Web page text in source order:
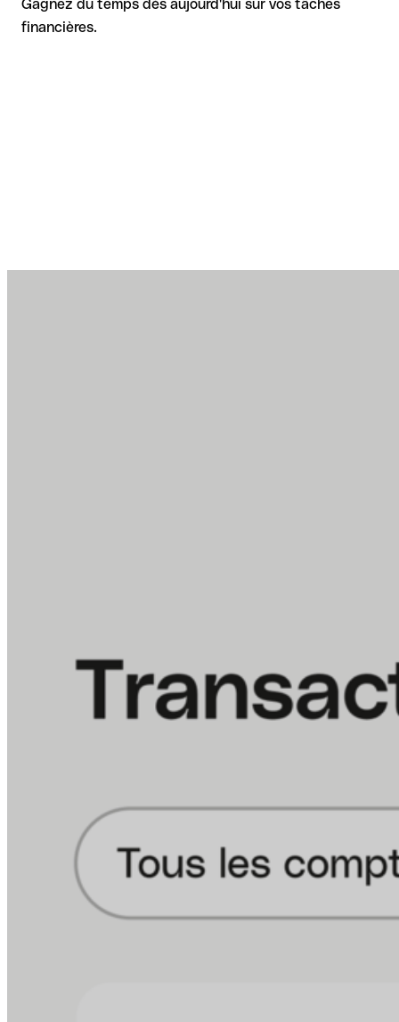
Gagnez du temps dès aujourd'hui sur vos tâches
financières.